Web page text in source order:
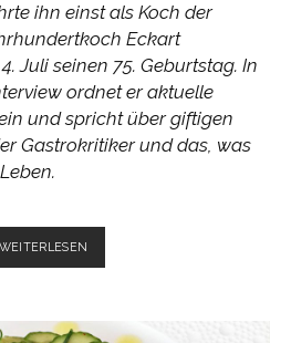
ihn einst als Koch der
Eckart
Juli seinen 75. Geburtstag. In
ordnet er aktuelle
und spricht über giftigen
Gastrokritiker und das, was
WEITERLESEN
WITZIGMANN
DIE